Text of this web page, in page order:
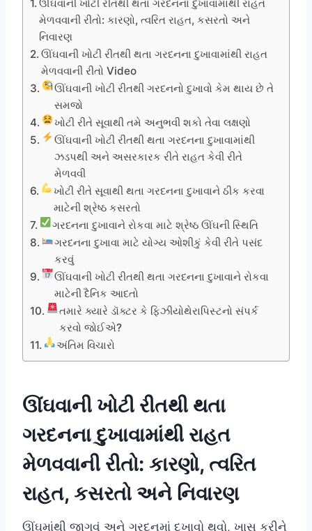
ઊંઘવાની ખોટી રીતથી થતા ગરદનના દુખાવામાંથી રાહત
મેળવવાની રીતો: કારણો, ત્વરિત રાહત, કસરતો અને
નિવારણ
ઊંઘવાની ખોટી રીતથી થતા ગરદનના દુખાવામાંથી રાહત
મેળવવાની રીતો Video
ઊંઘવાની ખોટી રીતથી ગરદનનો દુખાવો કેમ થાય છે તે
સમજો
ખોટી રીતે સૂવાથી તમે અનુભવી શકો તેવા લક્ષણો
ઊંઘવાની ખોટી રીતથી થતા ગરદનના દુખાવામાંથી
ઝડપથી અને અસરકારક રીતે રાહત કેવી રીતે
મેળવવી
ખોટી રીતે સૂવાથી થતા ગરદનના દુખાવાને ઠીક કરવા
માટેની શ્રેષ્ઠ કસરતો
ગરદનના દુખાવાને રોકવા માટે શ્રેષ્ઠ ઊંઘની સ્થિતિ
ગરદનના દુખાવા માટે યોગ્ય ઓશીકું કેવી રીતે પસંદ
કરવું
ઊંઘવાની ખોટી રીતથી થતા ગરદનના દુખાવાને રોકવા
માટેની દૈનિક આદતો
તમારે ક્યારે ડૉક્ટર કે ફિઝીયોથેરાપિસ્ટનો સંપર્ક
કરવો જોઈએ?
અંતિમ વિચારો
ઊંઘવાની ખોટી રીતથી થતા
ગરદનના દુખાવામાંથી રાહત
મેળવવાની રીતો: કારણો, ત્વરિત
રાહત, કસરતો અને નિવારણ
ઊંઘમાંથી જાગવું અને ગરદનમાં દુખાવો થવો, ખાસ કરીને